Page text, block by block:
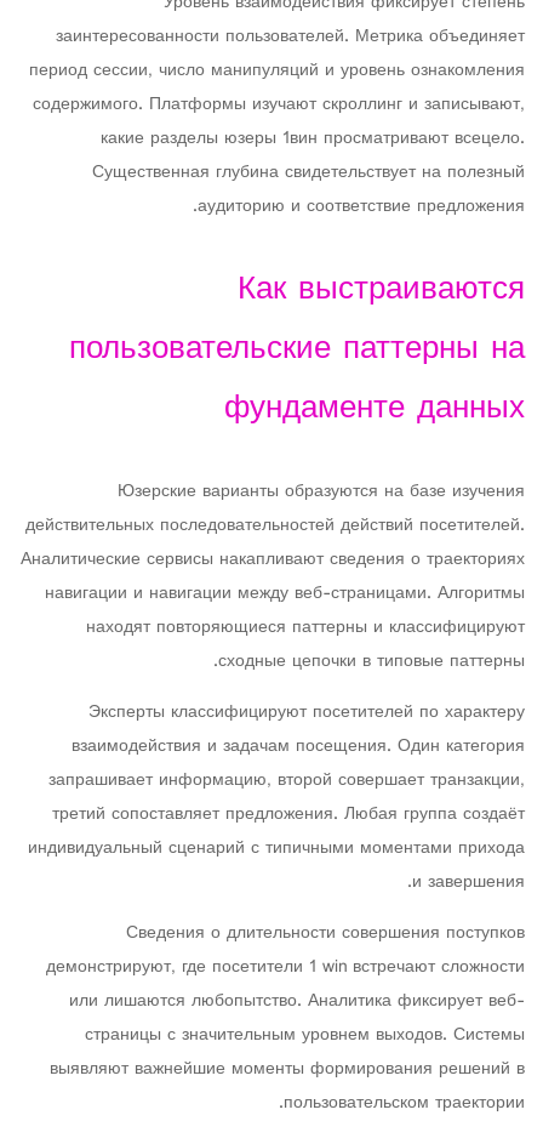
заинтересованности пользователей. Метрика объединяет
период сессии, число манипуляций и уровень ознакомления
содержимого. Платформы изучают скроллинг и записывают,
какие разделы юзеры 1вин просматривают всецело.
Существенная глубина свидетельствует на полезный
аудиторию и соответствие предложения.
Как выстраиваются
пользовательские паттерны на
фундаменте данных
Юзерские варианты образуются на базе изучения
действительных последовательностей действий посетителей.
Аналитические сервисы накапливают сведения о траекториях
навигации и навигации между веб-страницами. Алгоритмы
находят повторяющиеся паттерны и классифицируют
сходные цепочки в типовые паттерны.
Эксперты классифицируют посетителей по характеру
взаимодействия и задачам посещения. Один категория
запрашивает информацию, второй совершает транзакции,
третий сопоставляет предложения. Любая группа создаёт
индивидуальный сценарий с типичными моментами прихода
и завершения.
Сведения о длительности совершения поступков
демонстрируют, где посетители 1 win встречают сложности
или лишаются любопытство. Аналитика фиксирует веб-
страницы с значительным уровнем выходов. Системы
выявляют важнейшие моменты формирования решений в
пользовательском траектории.